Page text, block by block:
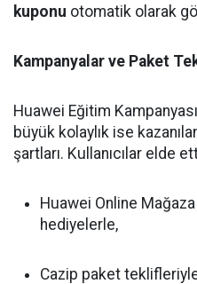
kuponu otomatik olarak
Kampanyalar ve Paket
Huawei Eğitim
büyük kolaylık ise
şartları. Kullanıcılar elde
Huawei Online
hediyelerle,
Cazip paket